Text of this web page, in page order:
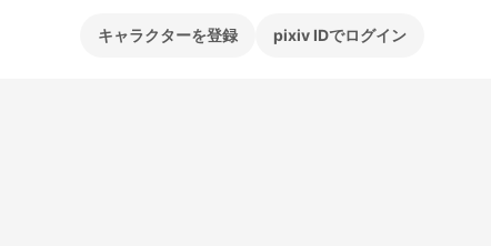
キャラクターを登録 pixiv IDでログイン